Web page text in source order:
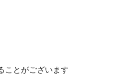
ことがございます